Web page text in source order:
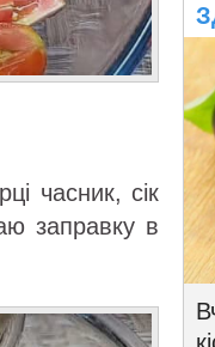
часник, сік
заправку в